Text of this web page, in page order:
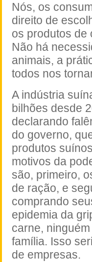
Nós, os
direito de
os produtos de
Não há
animais, a
todos nos
A indústria
bilhões desde
declarando
do governo,
produtos
motivos da
são, primeiro,
de ração, e
comprando
epidemia da
carne,
família. Isso
de empresas.